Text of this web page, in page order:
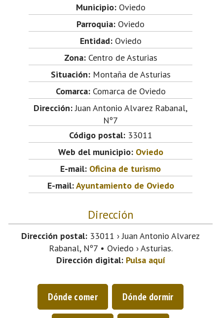
Municipio:Oviedo
Parroquia: Oviedo
Entidad:Oviedo
Zona:Centro de Asturias
Situación:Montaña de Asturias
Comarca:Comarca de Oviedo
Dirección:Juan Antonio Alvarez Rabanal,
Nº7
Código postal:33011
Web del municipio: Oviedo
E-mail: Oficina de turismo
E-mail:Ayuntamiento de Oviedo
Dirección
Dirección postal: 33011 › Juan Antonio Alvarez
Rabanal, Nº7 • Oviedo › Asturias.
Dirección digital: Pulsa aquí
Dónde comer Dónde dormir